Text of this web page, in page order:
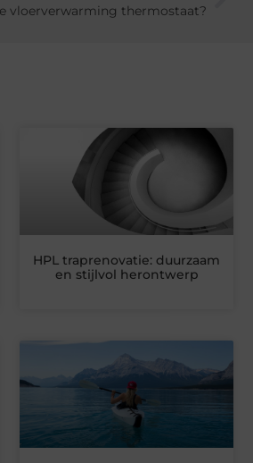
vloerverwarming thermostaat?
HPL traprenovatie: duurzaam
en stijlvol herontwerp